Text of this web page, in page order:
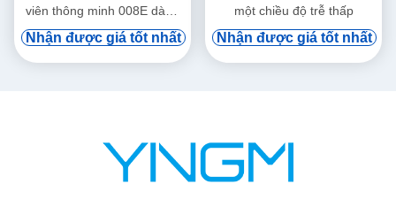
viên thông minh 008E dành
cho quan chức chính phủ và
khách hàng VIP
Nhận được giá tốt nhất
một chiều độ trễ thấp
Nhận được giá tốt nhất